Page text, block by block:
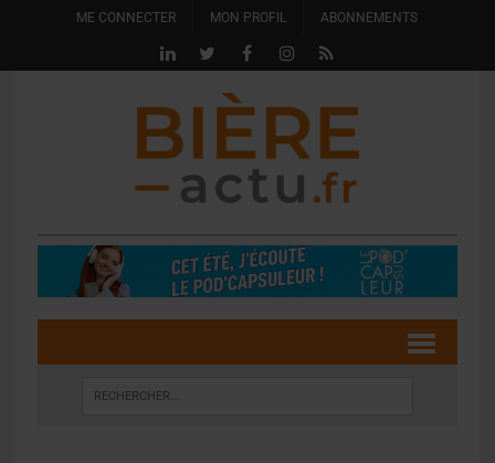
ME CONNECTER MON PROFIL ABONNEMENTS